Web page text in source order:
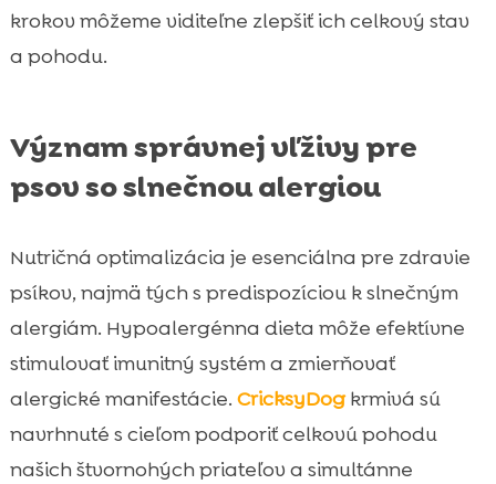
krokov môžeme viditeľne zlepšiť ich celkový stav
a pohodu.
Význam správnej vľživy pre
psov so slnečnou alergiou
Nutričná optimalizácia je esenciálna pre zdravie
psíkov, najmä tých s predispozíciou k slnečným
alergiám. Hypoalergénna dieta môže efektívne
stimulovať imunitný systém a zmierňovať
alergické manifestácie. CricksyDogkrmivá sú
navrhnuté s cieľom podporiť celkovú pohodu
našich štvornohých priateľov a simultánne